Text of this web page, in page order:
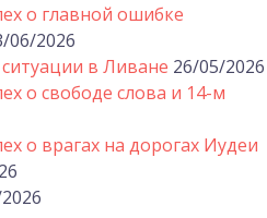
о главной ошибке
06/2026
в Ливане 26/05/2026
о свободе слова и 14-м
о врагах на дорогах Иудеи